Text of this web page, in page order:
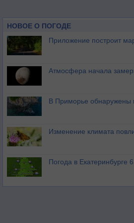
НОВОЕ О ПОГОДЕ
Приложение построит
Атмосфера начала
В Приморье обнаружены
Изменение климата
Погода в Екатеринбурге 6